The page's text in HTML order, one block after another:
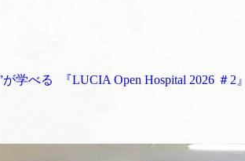
学べる 『LUCIA Open Hospital 2026 ＃2